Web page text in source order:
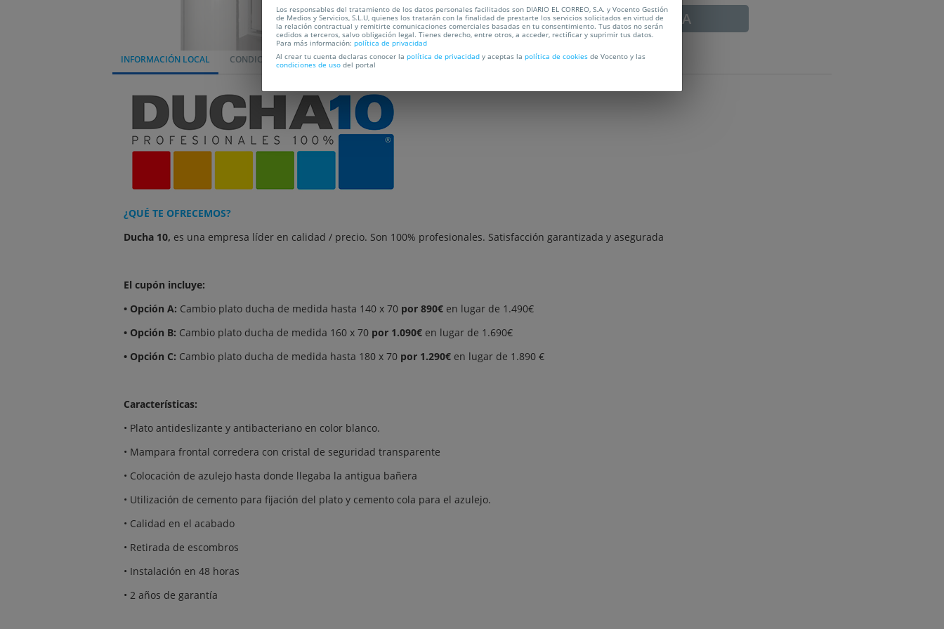
CADUCADA
INFORMACIÓN LOCAL CONDICIONES LOCALIZACIÓN PREGUNTAS FRECUENTES
¿QUÉ TE OFRECEMOS?
Ducha 10, es una empresa líder en calidad / precio. Son 100% profesionales. Satisfacción garantizada y asegurada
El cupón incluye:
• Opción A: Cambio plato ducha de medida hasta 140 x 70 por 890€ en lugar de 1.490€
• Opción B: Cambio plato ducha de medida 160 x 70 por 1.090€ en lugar de 1.690€
• Opción C: Cambio plato ducha de medida hasta 180 x 70 por 1.290€ en lugar de 1.890 €
Características:
• Plato antideslizante y antibacteriano en color blanco.
• Mampara frontal corredera con cristal de seguridad transparente
• Colocación de azulejo hasta donde llegaba la antigua bañera
• Utilización de cemento para fijación del plato y cemento cola para el azulejo.
• Calidad en el acabado
• Retirada de escombros
• Instalación en 48 horas
• 2 años de garantía
Los responsables del tratamiento de los datos personales facilitados son DIARIO EL CORREO, S.A. y Vocento Gestión
de Medios y Servicios, S.L.U, quienes los tratarán con la finalidad de prestarte los servicios solicitados en virtud de
la relación contractual y remitirte comunicaciones comerciales basadas en tu consentimiento. Tus datos no serán
cedidos a terceros, salvo obligación legal. Tienes derecho, entre otros, a acceder, rectificar y suprimir tus datos.
Para más información: política de privacidad
Al crear tu cuenta declaras conocer la política de privacidad y aceptas la política de cookies de Vocento y las
condiciones de uso del portal